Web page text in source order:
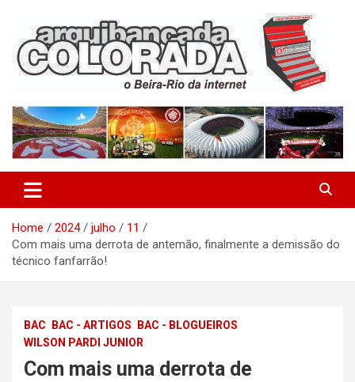
content
Arquibancada Colorada
Home 2024 julho
11
Com mais uma derrota de antemão, finalmente a demissão do
técnico fanfarrão!
BAC BAC - ARTIGOS
BAC - BLOGUEIROS
WILSON PARDI JUNIOR
Com mais uma derrota de